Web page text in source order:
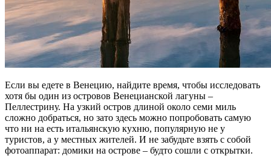
Если вы едете в Венецию, найдите время, чтобы исследовать
хотя бы один из островов Венецианской лагуны –
Пеллестрину. На узкий остров длиной около семи миль
сложно добраться, но зато здесь можно попробовать самую
что ни на есть итальянскую кухню, популярную не у
туристов, а у местных жителей. И не забудьте взять с собой
фотоаппарат: домики на острове – будто сошли с открытки.